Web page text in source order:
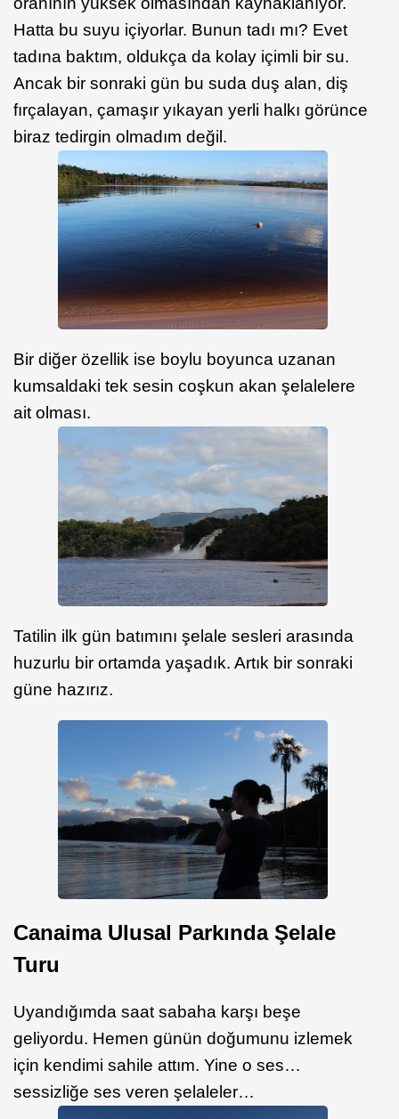
Hatta bu suyu içiyorlar. Bunun tadı mı? Evet
tadına baktım, oldukça da kolay içimli bir su.
Ancak bir sonraki gün bu suda duş alan, diş
fırçalayan, çamaşır yıkayan yerli halkı görünce
biraz tedirgin olmadım değil.
Bir diğer özellik ise boylu boyunca uzanan
kumsaldaki tek sesin coşkun akan şelalelere
ait olması.
Tatilin ilk gün batımını şelale sesleri arasında
huzurlu bir ortamda yaşadık. Artık bir sonraki
güne hazırız.
Canaima Ulusal Parkında Şelale
Turu
Uyandığımda saat sabaha karşı beşe
geliyordu. Hemen günün doğumunu izlemek
için kendimi sahile attım. Yine o ses…
sessizliğe ses veren şelaleler…